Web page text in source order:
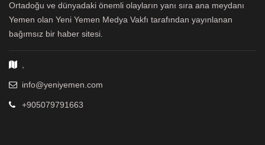
Ortadoğu ve dünyadaki önemli olayların yanı sıra ana meydanı
Yemen olan Yeni Yemen Medya Vakfı tarafından yayınlanan
bağımsız bir haber sitesi.
info@yeniyemen.com
+905079791663